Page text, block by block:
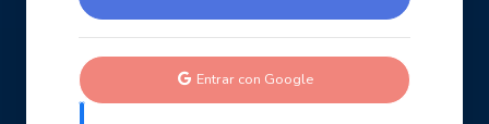
Entrar con Google